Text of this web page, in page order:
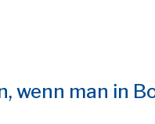
wenn man in